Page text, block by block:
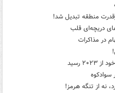
منطقه تبدیل شد!
دریچه‌ای قلب
در مذاکرات
رسید
سوادکوه
نه از تنگه هرمز!